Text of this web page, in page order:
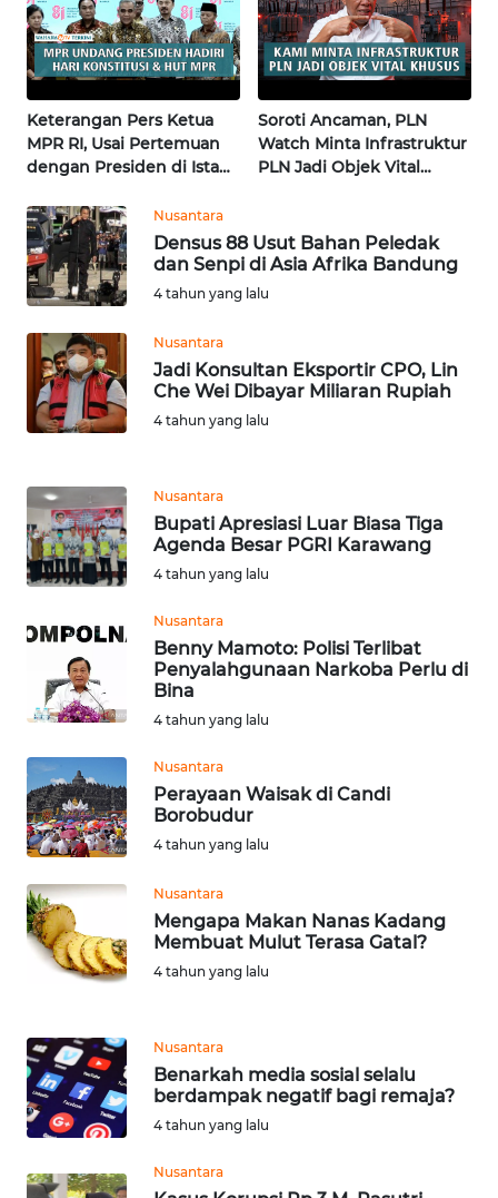
Keterangan Pers Ketua
MPR RI, Usai Pertemuan
dengan Presiden di Istana
Soroti Ancaman, PLN
Watch Minta Infrastruktur
PLN Jadi Objek Vital
Nusantara
Densus 88 Usut Bahan Peledak
dan Senpi di Asia Afrika Bandung
4 tahun yang lalu
Nusantara
Jadi Konsultan Eksportir CPO, Lin
Che Wei Dibayar Miliaran Rupiah
4 tahun yang lalu
Nusantara
Bupati Apresiasi Luar Biasa Tiga
Agenda Besar PGRI Karawang
4 tahun yang lalu
Nusantara
Benny Mamoto: Polisi Terlibat
Penyalahgunaan Narkoba Perlu di
Bina
4 tahun yang lalu
Nusantara
Perayaan Waisak di Candi
Borobudur
4 tahun yang lalu
Nusantara
Mengapa Makan Nanas Kadang
Membuat Mulut Terasa Gatal?
4 tahun yang lalu
Nusantara
Benarkah media sosial selalu
berdampak negatif bagi remaja?
4 tahun yang lalu
Nusantara
KALTARA
WN
WN
KALTIM
WN
SULSEL
GORONTALO
WN
SULUT
MALUKU
WN
MALUT
WN
DAIRI
WN
TOBA
WN
NIAS
WN
LANGKAT
SELATAN
WN
TANJUNG